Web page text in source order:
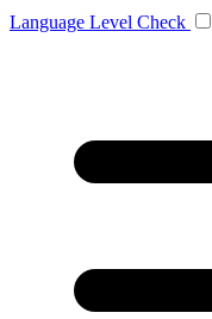
Language Level Check